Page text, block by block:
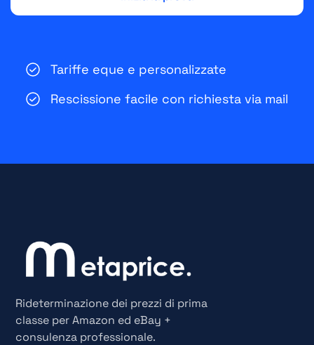
Tariffe eque e personalizzate
Rescissione facile con richiesta via mail
Rideterminazione dei prezzi di prima
classe per Amazon ed eBay +
consulenza professionale.